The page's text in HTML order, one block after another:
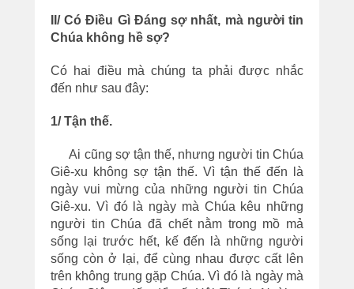
II/ Có Điều Gì Đáng sợ nhất, mà người tin
Chúa không hề sợ?
Có hai điều mà chúng ta phải được nhắc
đến như sau đây:
1/ Tận thế.
Ai cũng sợ tận thế, nhưng người tin Chúa
Giê-xu không sợ tận thế. Vì tận thế đến là
ngày vui mừng của những người tin Chúa
Giê-xu. Vì đó là ngày mà Chúa kêu những
người tin Chúa đã chết nằm trong mồ mả
sống lại trước hết, kế đến là những người
sống còn ở lại, để cùng nhau được cất lên
trên không trung gặp Chúa. Vì đó là ngày mà